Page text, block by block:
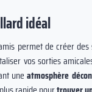
idéal
permet de créer
vos sorties
uneatmosphère